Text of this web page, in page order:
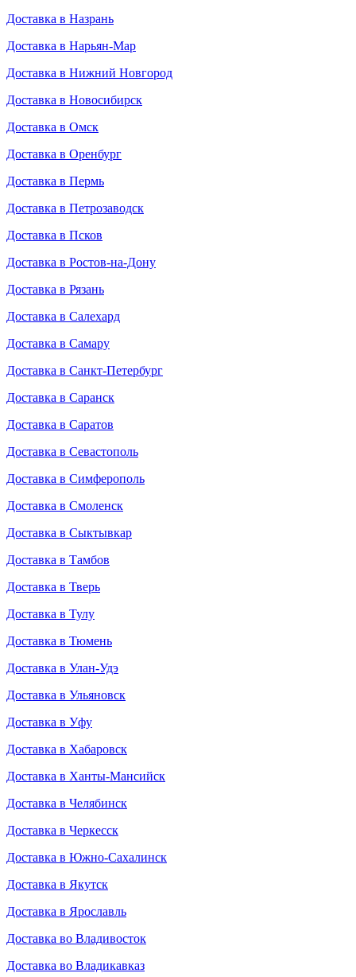
Доставка в Назрань
Доставка в Нарьян-Мар
Доставка в Нижний Новгород
Доставка в Новосибирск
Доставка в Омск
Доставка в Оренбург
Доставка в Пермь
Доставка в Петрозаводск
Доставка в Псков
Доставка в Ростов-на-Дону
Доставка в Рязань
Доставка в Салехард
Доставка в Самару
Доставка в Санкт-Петербург
Доставка в Саранск
Доставка в Саратов
Доставка в Севастополь
Доставка в Симферополь
Доставка в Смоленск
Доставка в Сыктывкар
Доставка в Тамбов
Доставка в Тверь
Доставка в Тулу
Доставка в Тюмень
Доставка в Улан-Удэ
Доставка в Ульяновск
Доставка в Уфу
Доставка в Хабаровск
Доставка в Ханты-Мансийск
Доставка в Челябинск
Доставка в Черкесск
Доставка в Южно-Сахалинск
Доставка в Якутск
Доставка в Ярославль
Доставка во Владивосток
Доставка во Владикавказ